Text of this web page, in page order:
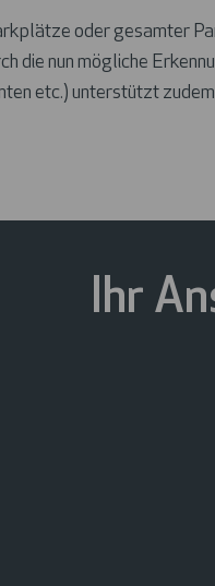
oder gesamter
die nun mögliche
etc.) unterstützt
Ihr